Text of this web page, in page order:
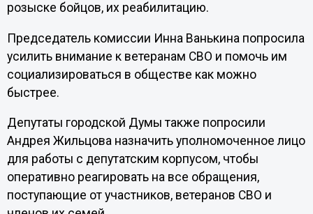
розыске бойцов, их реабилитацию.
Председатель комиссии Инна Ванькина попросила
усилить внимание к ветеранам СВО и помочь им
социализироваться в обществе как можно
быстрее.
Депутаты городской Думы также попросили
Андрея Жильцова назначить уполномоченное лицо
для работы с депутатским корпусом, чтобы
оперативно реагировать на все обращения,
поступающие от участников, ветеранов СВО и